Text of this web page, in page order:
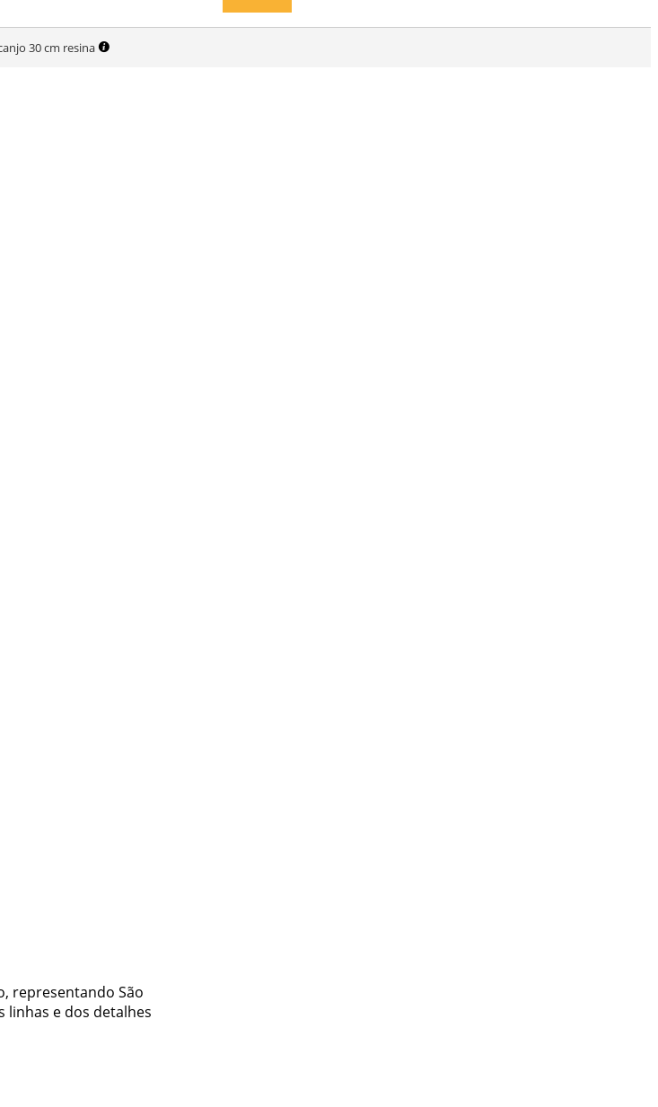
30 cm resina
representando São
linhas e dos detalhes